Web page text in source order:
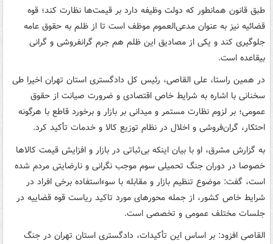
طبق قانون همانطور که دولت وظیفه دارد بر قیمت‌ها نظارت کند؛ قوه
قضائیه نیز به عنوان مدعی‌العموم موظف است تا از ظلم به حقوق عامه
جلوگیری کند و یکی از مصادیق این ظلم هم جرم گرانفروشی و گرانی
بیقاعده است.
در همین راستا، علی القاصی، رئیس کل دادگستری استان تهران اخیرا طی
سخنانی با اشاره به شرایط خاص اقتصادی و ضرورت صیانت از حقوق
عمومی؛ بر لزوم نظارت مستمر و میدانی بر بازار و برخورد قاطع با هرگونه
احتکار، گران‌فروشی و اخلال در نظام توزیع کالا و خدمات تأکید کرد.
به گزارش مشرق، او با بیان اینکه بی‌ثباتی در بازار و افزایش قیمت کالاها
خصوصا در دوران جنگ تحمیلی سوم موجب نگرانی و نارضایتی مردم شده
است، گفت: موضوع تنظیم بازار و مقابله با سوءاستفاده برخی افراد در
شرایط خاص کشور، از جمله محورهای مورد تاکید ریاست قوه قضاییه در
جلسات مختلف عمومی و تخصصی است.
القاصی افزود: بر اساس این تأکیدات، دادگستری استان تهران در جنگ